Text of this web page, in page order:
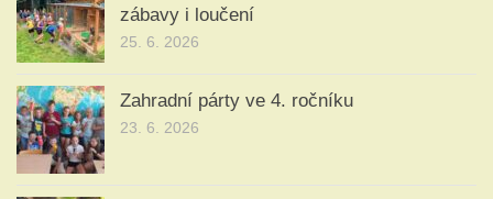
zábavy i loučení
25. 6. 2026
Zahradní párty ve 4. ročníku
23. 6. 2026